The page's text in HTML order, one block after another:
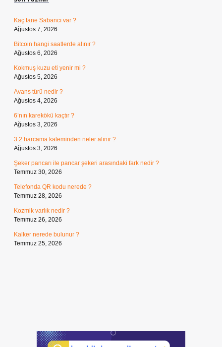
Kaç tane Sabancı var ?
Ağustos 7, 2026
Bitcoin hangi saatlerde alınır ?
Ağustos 6, 2026
Kokmuş kuzu eti yenir mi ?
Ağustos 5, 2026
Avans türü nedir ?
Ağustos 4, 2026
6’nın karekökü kaçtır ?
Ağustos 3, 2026
3.2 harcama kaleminden neler alınır ?
Ağustos 3, 2026
Şeker pancarı ile pancar şekeri arasındaki fark nedir ?
Temmuz 30, 2026
Telefonda QR kodu nerede ?
Temmuz 28, 2026
Kozmik varlık nedir ?
Temmuz 26, 2026
Kalker nerede bulunur ?
Temmuz 25, 2026